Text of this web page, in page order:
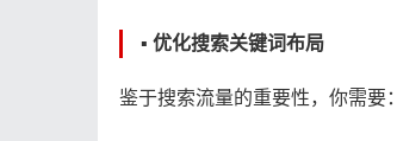
▪️ 优化搜索关键词布局
鉴于搜索流量的重要性，你需要：